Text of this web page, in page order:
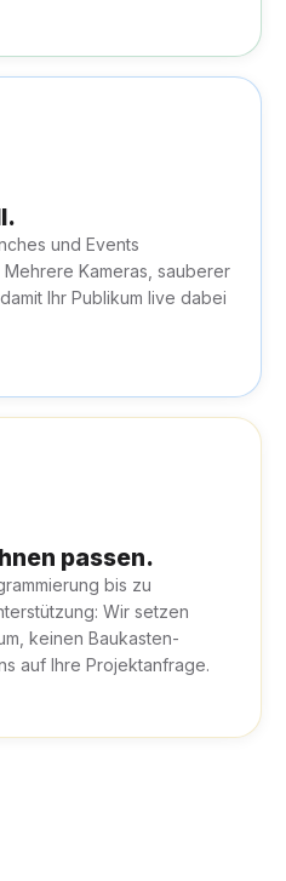
und Events
Kameras, sauberer
Ihr Publikum live dabei
passen.
bis zu
Wir setzen
keinen Baukasten-
auf Ihre Projektanfrage.